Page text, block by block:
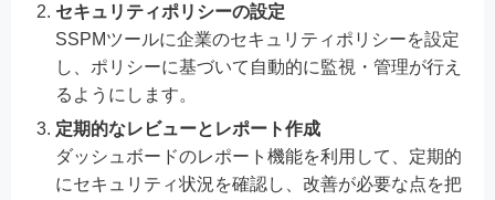
セキュリティポリシーの設定
SSPMツールに企業のセキュリティポリシーを設定
し、ポリシーに基づいて自動的に監視・管理が行え
るようにします。
定期的なレビューとレポート作成
ダッシュボードのレポート機能を利用して、定期的
にセキュリティ状況を確認し、改善が必要な点を把